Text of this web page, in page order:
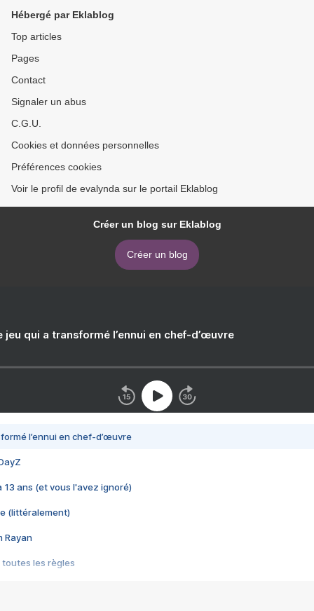
Hébergé par Eklablog
Top articles
Pages
Contact
Signaler un abus
C.G.U.
Cookies et données personnelles
Préférences cookies
Voir le profil de evalynda sur le portail Eklablog
Créer un blog sur Eklablog
Créer un blog
jeu qui a transformé l’ennui en chef-d’œuvre
l’ennui en chef-d’œuvre
13 ans (et vous l'avez ignoré)
(littéralement)
Rayan
toutes les règles